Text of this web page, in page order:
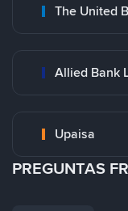
The United
Allied Bank
Upaisa
PREGUNTAS